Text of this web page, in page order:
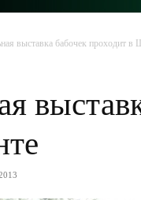
выставка бабочек проходит